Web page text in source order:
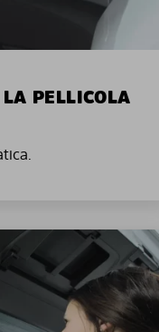
PELLICOLA